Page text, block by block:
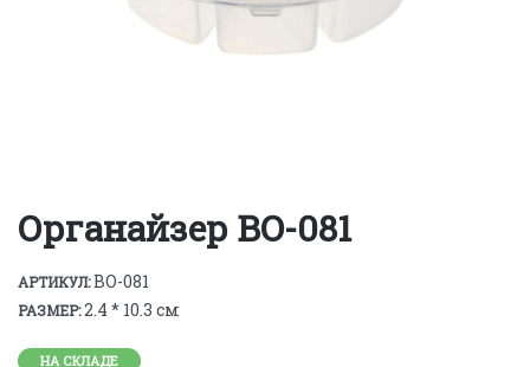
Органайзер BO-081
АРТИКУЛ:BO-081
РАЗМЕР:2.4 * 10.3 см
НА СКЛАДЕ